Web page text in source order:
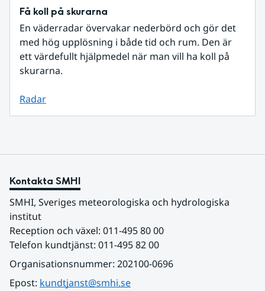
Få koll på skurarna
En väderradar övervakar nederbörd och gör det
med hög upplösning i både tid och rum. Den är
ett värdefullt hjälpmedel när man vill ha koll på
skurarna.
Radar
Kontakta SMHI
SMHI, Sveriges meteorologiska och hydrologiska
institut
Reception och växel: 011-495 80 00
Telefon kundtjänst: 011-495 82 00
Organisationsnummer: 202100-0696
Epost: kundtjanst@smhi.se